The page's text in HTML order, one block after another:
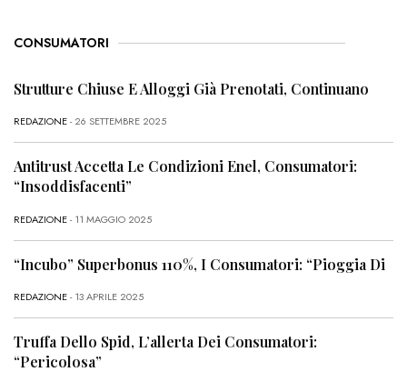
CONSUMATORI
Strutture Chiuse E Alloggi Già Prenotati, Continuano
REDAZIONE- 26 SETTEMBRE 2025
Antitrust Accetta Le Condizioni Enel, Consumatori:
“Insoddisfacenti”
REDAZIONE- 11 MAGGIO 2025
“Incubo” Superbonus 110%, I Consumatori: “Pioggia Di
REDAZIONE- 13 APRILE 2025
Truffa Dello Spid, L’allerta Dei Consumatori:
“Pericolosa”